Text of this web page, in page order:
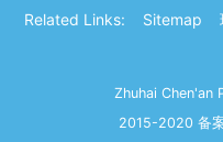
Related Links: Sitemap
Zhuhai Chen'an
2015-2020 备